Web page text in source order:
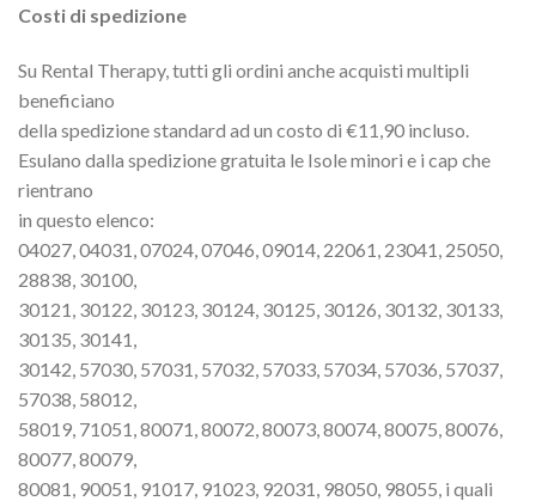
Costi di spedizione
Su Rental Therapy, tutti gli ordini anche acquisti multipli
beneficiano
della spedizione standard ad un costo di €11,90 incluso.
Esulano dalla spedizione gratuita le Isole minori e i cap che
rientrano
in questo elenco:
04027, 04031, 07024, 07046, 09014, 22061, 23041, 25050,
28838, 30100,
30121, 30122, 30123, 30124, 30125, 30126, 30132, 30133,
30135, 30141,
30142, 57030, 57031, 57032, 57033, 57034, 57036, 57037,
57038, 58012,
58019, 71051, 80071, 80072, 80073, 80074, 80075, 80076,
80077, 80079,
80081, 90051, 91017, 91023, 92031, 98050, 98055, i quali